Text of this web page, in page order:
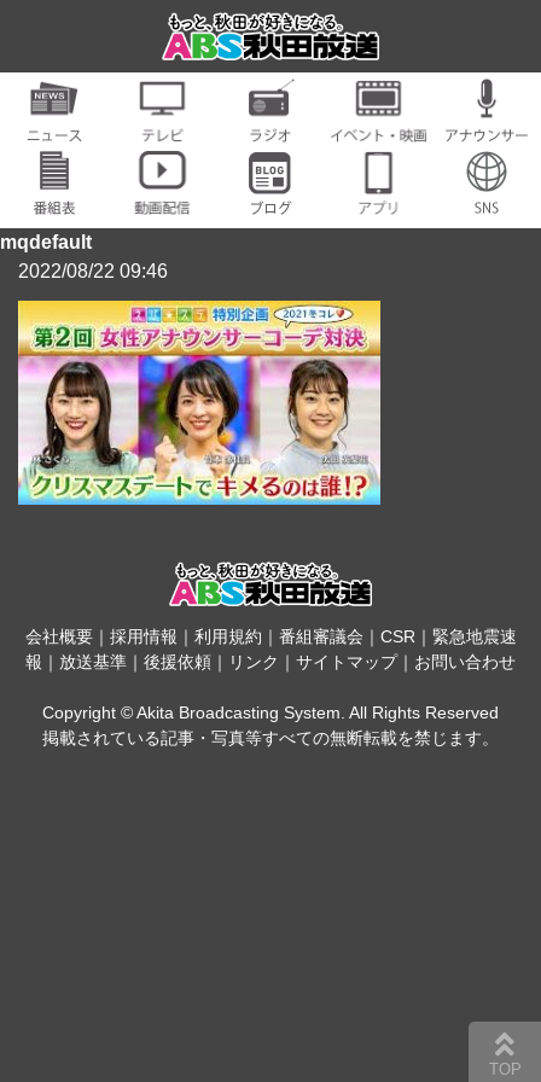
mqdefault
2022/08/22 09:46
会社概要｜ 採用情報 ｜ 利用規約 ｜ 番組審議会 ｜ CSR｜ 緊急地震速
報 ｜ 放送基準 ｜ 後援依頼 ｜ リンク ｜ サイトマップ｜ お問い合わせ
Copyright © Akita Broadcasting System. All Rights Reserved
掲載されている記事・写真等すべての無断転載を禁じます。